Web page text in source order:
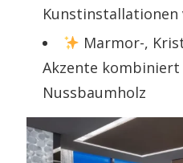
Kunstinstallationen
Marmor-,
Akzente
Nussbaumholz